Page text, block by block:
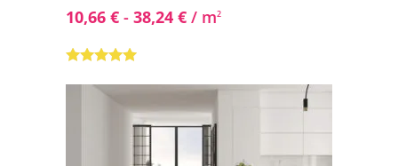
10,66 € - 38,24 € / m2
5.00de 5